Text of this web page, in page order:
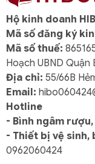
nhẹ nhàng,
3. Dáng
Thiết kế
chắc chắn,
nghiệm sử dụng
4. Phụ kiện
Bộ sản phẩm
đường và rót
đạo trọn vẹn
Hộ kinh doanh
Mã số đăng ký
Mã số thuế:
Hoạch UBND Quận
Địa chỉ: 55/66B
Email:
Hotline
- Bình ngâm
- Thiết bị vệ sinh,
0962060424